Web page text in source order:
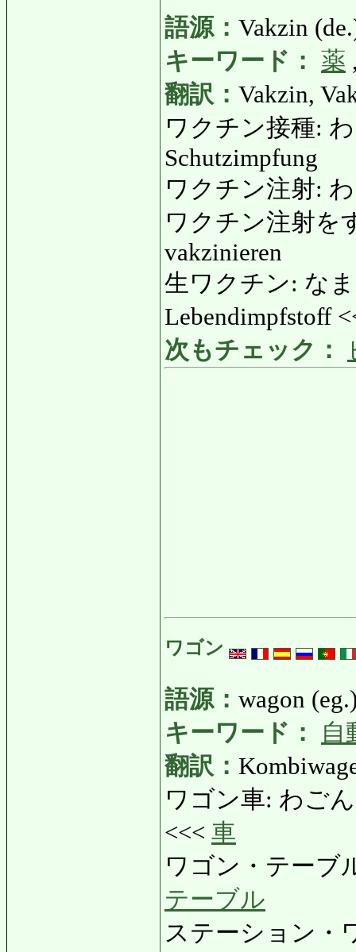
語源： Vakzin
キーワード： 薬
翻訳： Vakzin,
ワクチン接種:
Schutzimpfung
ワクチン注射:
ワクチン注射を
vakzinieren
生ワクチン: な
Lebendimpfstoff
次もチェック：
ワゴン
語源： wagon
キーワード：
自
翻訳：
ワゴン車: わごん
<<< 車
ワゴン・テーブ
テーブル
ステーション・